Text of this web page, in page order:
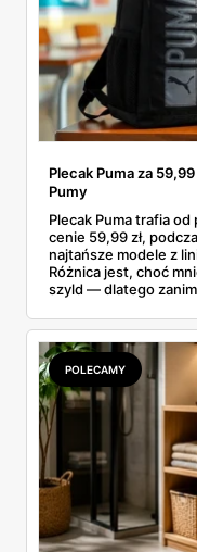
Plecak Puma za
Pumy
Plecak Puma trafia od
cenie 59,99 zł,
najtańsze modele z
Różnica jest, choć
szyld — dlatego zanim
rozpiska: co
odpowiedniki u
się opłaci.
POLECAMY